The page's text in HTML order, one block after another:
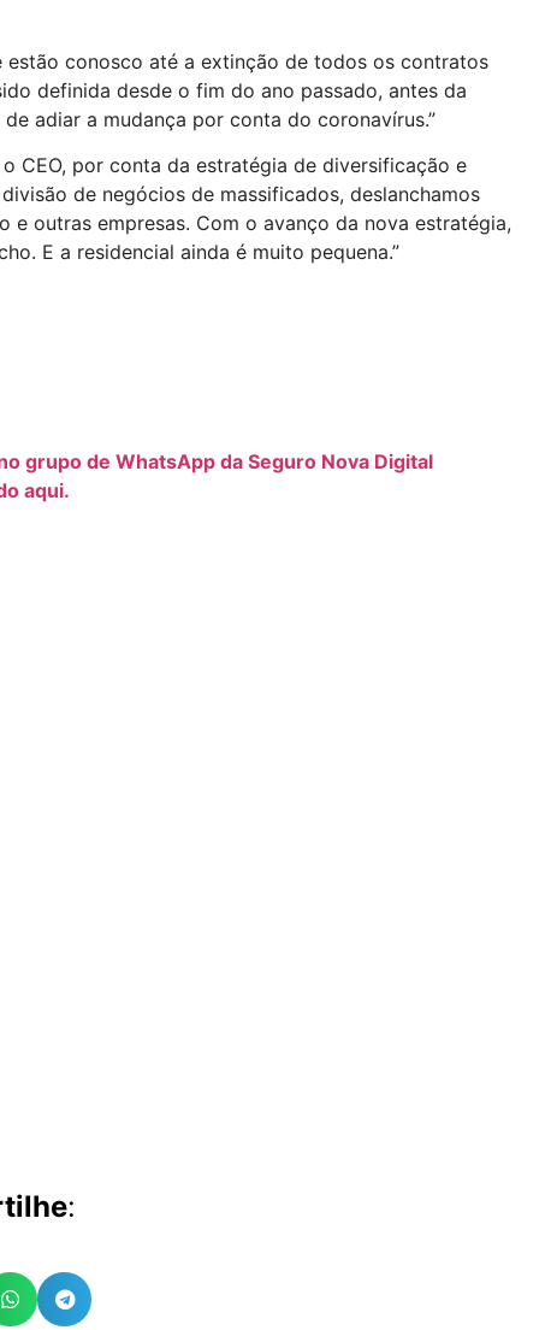
estão conosco até a extinção de todos os contratos
definida desde o fim do ano passado, antes da
adiar a mudança por conta do coronavírus.”
CEO, por conta da estratégia de diversificação e
de negócios de massificados, deslanchamos
e outras empresas. Com o avanço da nova estratégia,
E a residencial ainda é muito pequena.”
grupo de WhatsApp da Seguro Nova Digital
aqui.
: